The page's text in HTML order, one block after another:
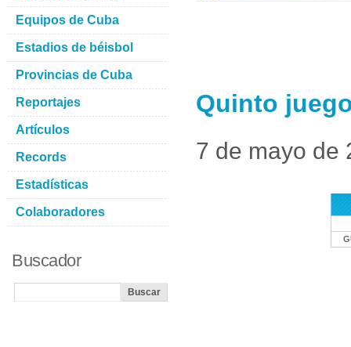
Quinto
7 de mayo de
Equipos de Cuba
Estadios de béisbol
Provincias de Cuba
Reportajes
Artículos
Records
Estadísticas
Colaboradores
Buscador